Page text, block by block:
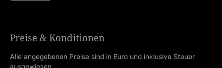
Preise & Konditionen
Alle angegebenen Preise sind in Euro und inklusive Steuer